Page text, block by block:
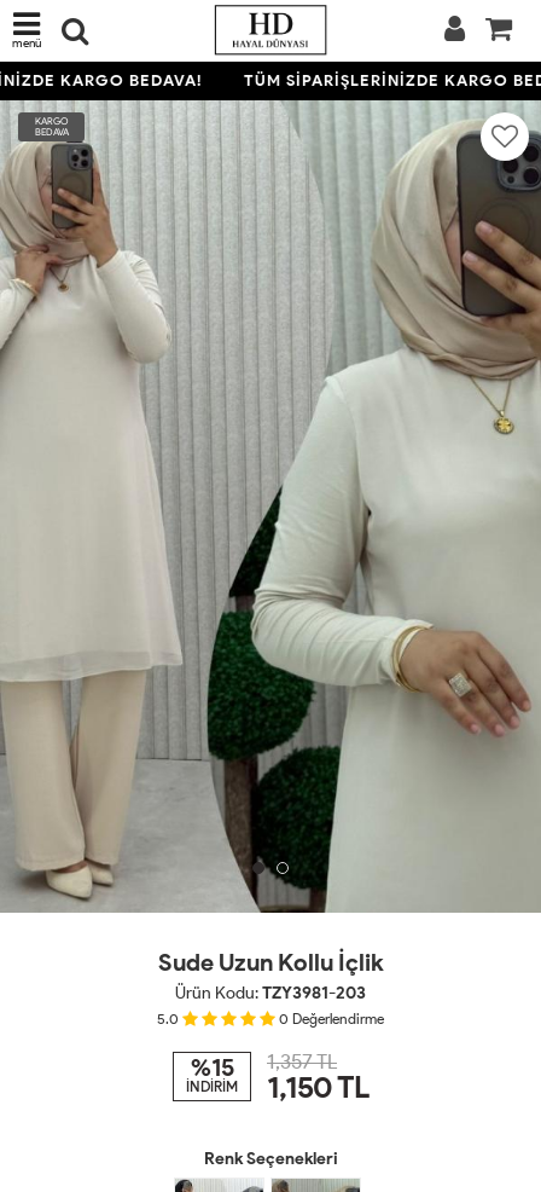
menü
KARGO BEDAVA! TÜM SİPARİŞLERİNİZDE KARGO
KARGO
BEDAVA
Sude Uzun Kollu İçlik
Ürün Kodu:TZY3981-203
5.0 0 Değerlendirme
%15
İNDİRİM
1,357 TL
1,150TL
Renk Seçenekleri